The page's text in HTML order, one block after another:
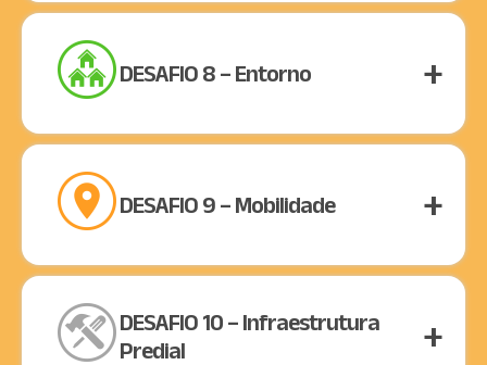
DESAFIO 8 – Entorno
DESAFIO 9 – Mobilidade
DESAFIO 10 – Infraestrutura
Predial